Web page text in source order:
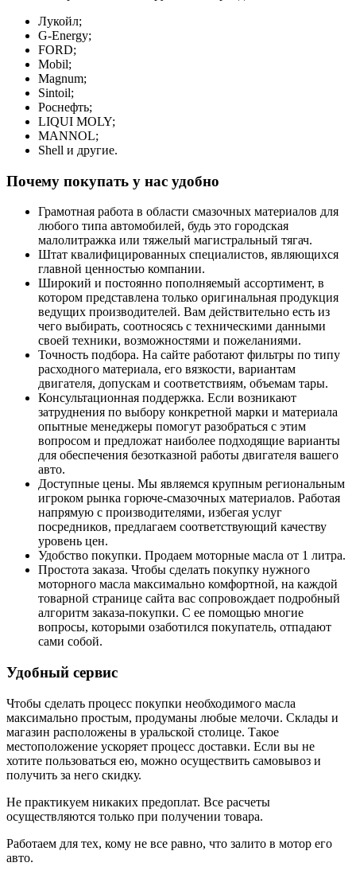
Лукойл;
G-Energy;
FORD;
Mobil;
Magnum;
Sintoil;
Роснефть;
LIQUI MOLY;
MANNOL;
Shell и другие.
Почему покупать у нас удобно
Грамотная работа в области смазочных материалов для
любого типа автомобилей, будь это городская
малолитражка или тяжелый магистральный тягач.
Штат квалифицированных специалистов, являющихся
главной ценностью компании.
Широкий и постоянно пополняемый ассортимент, в
котором представлена только оригинальная продукция
ведущих производителей. Вам действительно есть из
чего выбирать, соотносясь с техническими данными
своей техники, возможностями и пожеланиями.
Точность подбора. На сайте работают фильтры по типу
расходного материала, его вязкости, вариантам
двигателя, допускам и соответствиям, объемам тары.
Консультационная поддержка. Если возникают
затруднения по выбору конкретной марки и материала
опытные менеджеры помогут разобраться с этим
вопросом и предложат наиболее подходящие варианты
для обеспечения безотказной работы двигателя вашего
авто.
Доступные цены. Мы являемся крупным региональным
игроком рынка горюче-смазочных материалов. Работая
напрямую с производителями, избегая услуг
посредников, предлагаем соответствующий качеству
уровень цен.
Удобство покупки. Продаем моторные масла от 1 литра.
Простота заказа. Чтобы сделать покупку нужного
моторного масла максимально комфортной, на каждой
товарной странице сайта вас сопровождает подробный
алгоритм заказа-покупки. С ее помощью многие
вопросы, которыми озаботился покупатель, отпадают
сами собой.
Удобный сервис
Чтобы сделать процесс покупки необходимого масла
максимально простым, продуманы любые мелочи. Склады и
магазин расположены в уральской столице. Такое
местоположение ускоряет процесс доставки. Если вы не
хотите пользоваться ею, можно осуществить самовывоз и
получить за него скидку.
Не практикуем никаких предоплат. Все расчеты
осуществляются только при получении товара.
Работаем для тех, кому не все равно, что залито в мотор его
авто.